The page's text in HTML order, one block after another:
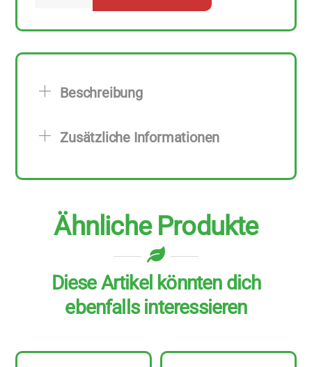
zu
Menge
Beschreibung
Zusätzliche Informationen
Ähnliche Produkte
Diese Artikel könnten dich
ebenfalls interessieren